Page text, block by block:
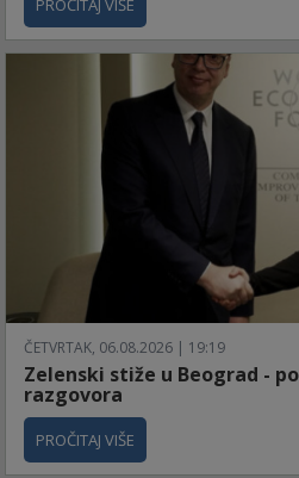
PROČITAJ VIŠE
ČETVRTAK, 06.08.2026 | 19:19
Zelenski stiže u Beograd -
razgovora
PROČITAJ VIŠE